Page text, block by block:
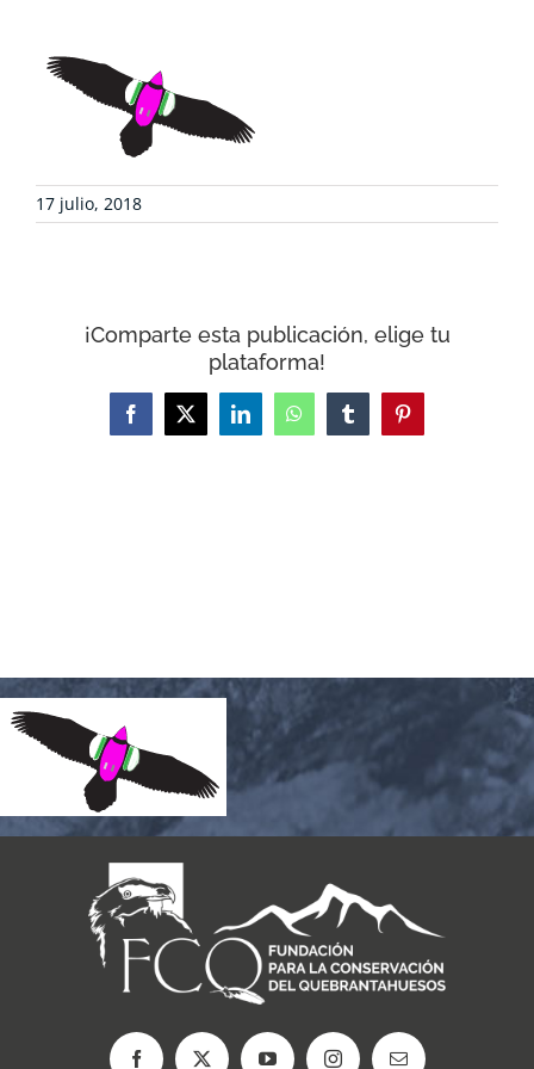
COLABORA
RECURSOS
CONTACTO
17 julio, 2018
¡Comparte esta publicación, elige tu
plataforma!
Facebook
X LinkedInWhatsAppTumblrPinterest